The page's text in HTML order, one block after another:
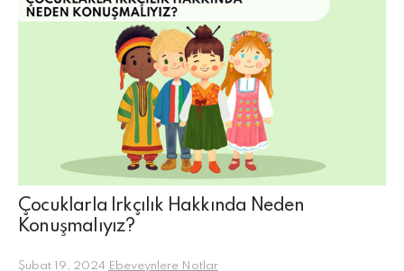
Çocuklarla Irkçılık Hakkında Neden
Konuşmalıyız?
Şubat 19, 2024 Ebeveynlere Notlar